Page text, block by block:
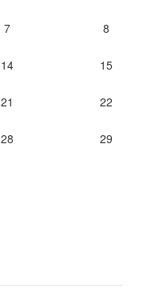
7 8
14 15
21 22
28 29